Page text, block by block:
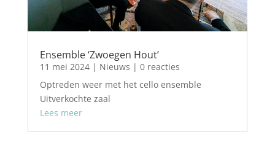
Ensemble ‘Zwoegen Hout’
11 mei 2024| Nieuws | 0 reacties
Optreden weer met het cello ensemble
Uitverkochte zaal
Lees meer